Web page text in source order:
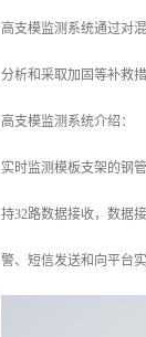
高支模监测系统通过对
分析和采取加固等补救措
高支模监测系统介绍：
实时监测模板支架的钢
持32路数据接收，数据
警、短信发送和向平台